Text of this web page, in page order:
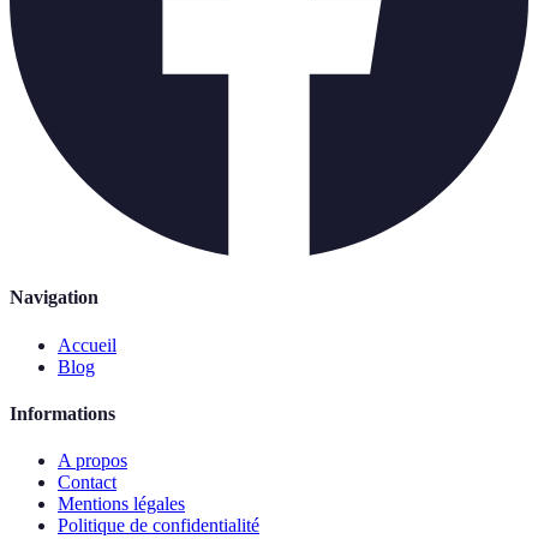
Navigation
Accueil
Blog
Informations
A propos
Contact
Mentions légales
Politique de confidentialité